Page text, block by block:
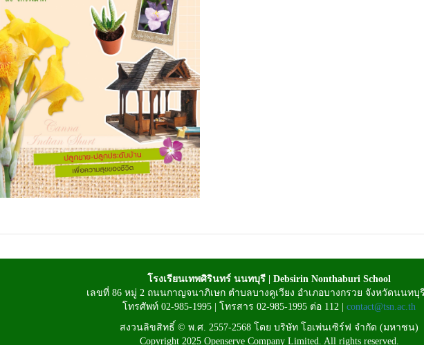
โรงเรียนเทพศิรินทร์ นนทบุรี | Debsirin Nonthaburi School
เลขที่ 86 หมู่ 2 ถนนกาญจนาภิเษก ตำบลบางคูเวียง อำเภอบางกรวย จังหวัดนนทบุรี
โทรศัพท์ 02-985-1995 | โทรสาร 02-985-1995 ต่อ 112 | contact@tsn.ac.th
สงวนลิขสิทธิ์ © พ.ศ. 2557-2568 โดย บริษัท โอเพ่นเซิร์ฟ จำกัด (มหาชน)
Copyright 2025 Openserve Company Limited. All rights reserved.